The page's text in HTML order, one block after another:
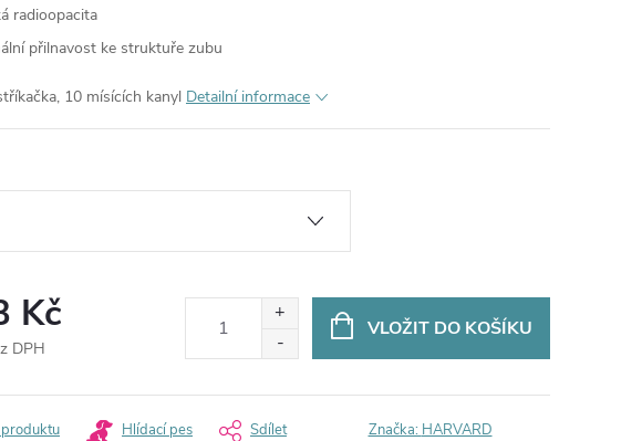
radioopacita
přilnavost ke struktuře zubu
10 mísících kanyl Detailní informace
Kč
DPH
VLOŽIT DO KOŠÍKU
Hlídací pes Sdílet Značka: HARVARD